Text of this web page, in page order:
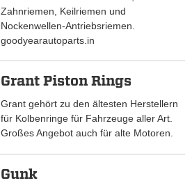
Zahnriemen, Keilriemen und
Nockenwellen-Antriebsriemen.
goodyearautoparts.in
Grant Piston Rings
Grant gehört zu den ältesten Herstellern
für Kolbenringe für Fahrzeuge aller Art.
Großes Angebot auch für alte Motoren.
Gunk